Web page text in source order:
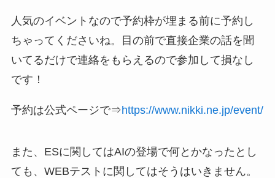
人気のイベントなので予約枠が埋まる前に予約し
ちゃってくださいね。目の前で直接企業の話を聞
いてるだけで連絡をもらえるので参加して損なし
です！
予約は公式ページで⇒https://www.nikki.ne.jp/event/
また、ESに関してはAIの登場で何とかなったとし
ても、WEBテストに関してはそうはいきません。